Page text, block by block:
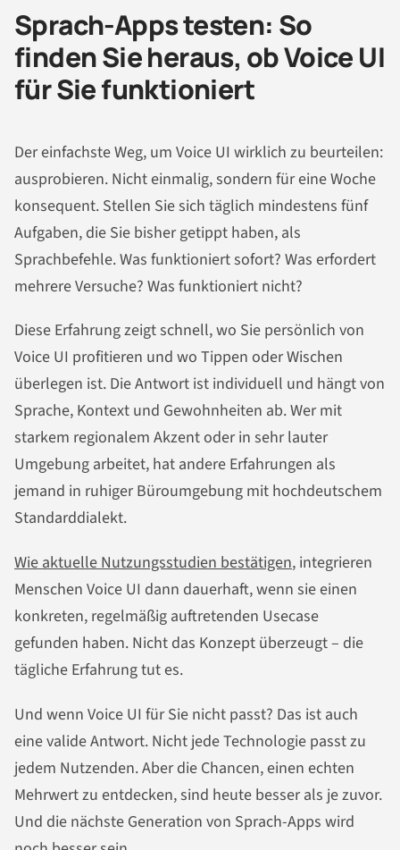
Sprach-Apps testen: So
finden Sie heraus, ob Voice UI
für Sie funktioniert
Der einfachste Weg, um Voice UI wirklich zu beurteilen:
ausprobieren. Nicht einmalig, sondern für eine Woche
konsequent. Stellen Sie sich täglich mindestens fünf
Aufgaben, die Sie bisher getippt haben, als
Sprachbefehle. Was funktioniert sofort? Was erfordert
mehrere Versuche? Was funktioniert nicht?
Diese Erfahrung zeigt schnell, wo Sie persönlich von
Voice UI profitieren und wo Tippen oder Wischen
überlegen ist. Die Antwort ist individuell und hängt von
Sprache, Kontext und Gewohnheiten ab. Wer mit
starkem regionalem Akzent oder in sehr lauter
Umgebung arbeitet, hat andere Erfahrungen als
jemand in ruhiger Büroumgebung mit hochdeutschem
Standarddialekt.
Wie aktuelle Nutzungsstudien bestätigen, integrieren
Menschen Voice UI dann dauerhaft, wenn sie einen
konkreten, regelmäßig auftretenden Usecase
gefunden haben. Nicht das Konzept überzeugt – die
tägliche Erfahrung tut es.
Und wenn Voice UI für Sie nicht passt? Das ist auch
eine valide Antwort. Nicht jede Technologie passt zu
jedem Nutzenden. Aber die Chancen, einen echten
Mehrwert zu entdecken, sind heute besser als je zuvor.
Und die nächste Generation von Sprach-Apps wird